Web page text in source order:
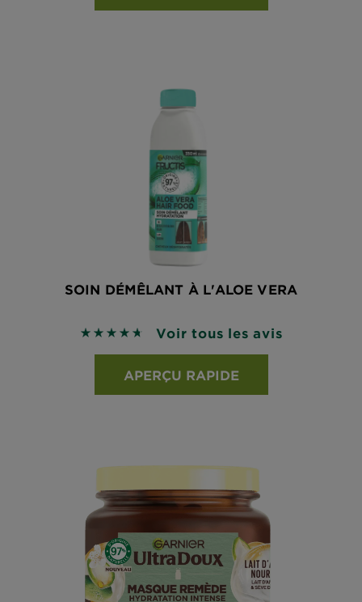
SOIN DÉMÊLANT À L'ALOE VERA
4.6561 sur 5 étoiles basé sur les avis
Voir tous les avis
APERÇU RAPIDE